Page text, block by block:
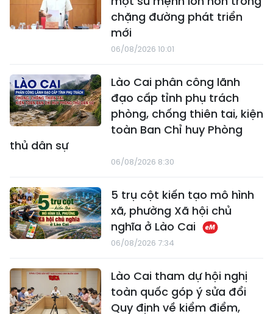
chặng đường phát triển
mới
06/08/2026 10:01
Lào Cai phân công lãnh
đạo cấp tỉnh phụ trách
phòng, chống thiên tai, kiện
toàn Ban Chỉ huy Phòng
thủ dân sự
06/08/2026 8:30
5 trụ cột kiến tạo mô hình
xã, phường Xã hội chủ
nghĩa ở Lào Cai
06/08/2026 7:34
Lào Cai tham dự hội nghị
toàn quốc góp ý sửa đổi
Quy định về kiểm điểm,